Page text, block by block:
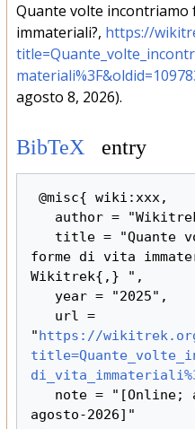
Quante volte incontriamo
immateriali?, https://
agosto 8, 2026).
BibTeX entry
@misc{ wiki:xxx,
forme di vita
Wikitrek{,} ",
"https://
agosto-2026]"